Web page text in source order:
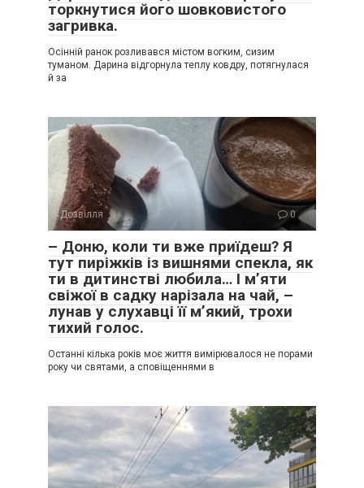
торкнутися його шовковистого
загривка.
Осінній ранок розливався містом вогким, сизим
туманом. Дарина відгорнула теплу ковдру, потягнулася
й за
Дозвілля 0
– Доню, коли ти вже приїдеш? Я
тут пиріжків із вишнями спекла, як
ти в дитинстві любила… І м’яти
свіжої в садку нарізала на чай, –
лунав у слухавці її м’який, трохи
тихий голос.
Останні кілька років моє життя вимірювалося не порами
року чи святами, а сповіщеннями в